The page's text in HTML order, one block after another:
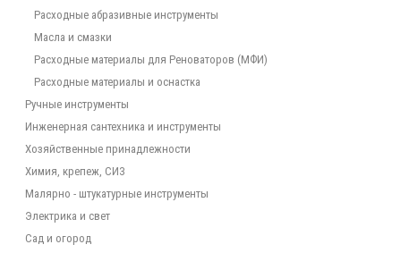
Расходные абразивные инструменты
Масла и смазки
Расходные материалы для Реноваторов (МФИ)
Расходные материалы и оснастка
Ручные инструменты
Инженерная сантехника и инструменты
Хозяйственные принадлежности
Химия, крепеж, СИЗ
Малярно - штукатурные инструменты
Электрика и свет
Сад и огород